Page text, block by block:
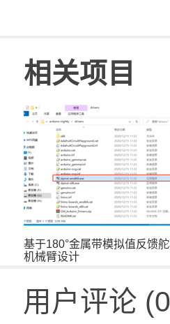
相关项目
基于180°金属带模拟值反馈
机械臂设计
用户评论 (0